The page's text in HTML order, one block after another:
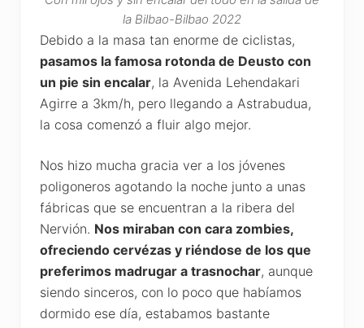
la Bilbao-Bilbao 2022
Debido a la masa tan enorme de ciclistas,
pasamos la famosa rotonda de Deusto con
un pie sin encalar, la Avenida Lehendakari
Agirre a 3km/h, pero llegando a Astrabudua,
la cosa comenzó a fluir algo mejor.
Nos hizo mucha gracia ver a los jóvenes
poligoneros agotando la noche junto a unas
fábricas que se encuentran a la ribera del
Nervión. Nos miraban con cara zombies,
ofreciendo cervézas y riéndose de los que
preferimos madrugar a trasnochar, aunque
siendo sinceros, con lo poco que habíamos
dormido ese día, estabamos bastante